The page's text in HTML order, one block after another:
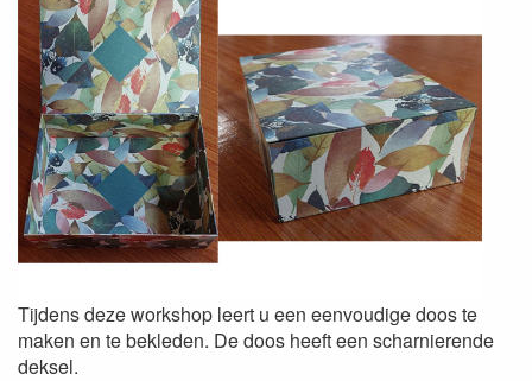
Tijdens deze workshop leert u een eenvoudige doos te
maken en te bekleden. De doos heeft een scharnierende
deksel.